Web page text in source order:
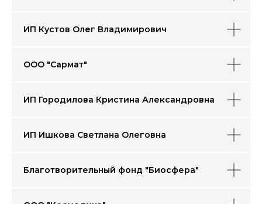
ИП Кустов Олег Владимирович
ООО "Сармат"
ИП Городилова Кристина Александровна
ИП Ишкова Светлана Олеговна
Благотворительный фонд "Биосфера"